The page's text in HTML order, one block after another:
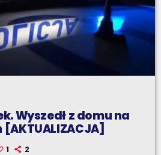
Wyszedł z domu na
1 2